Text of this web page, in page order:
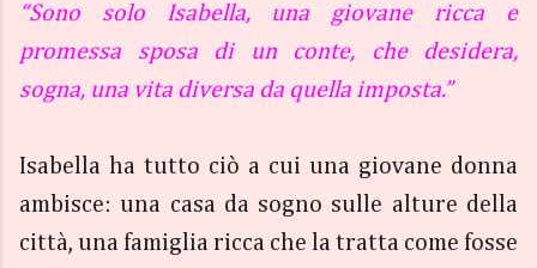
“Sono solo Isabella, una giovane ricca e
promessa sposa di un conte, che desidera,
sogna, una vita diversa da quella imposta.”
Isabella ha tutto ciò a cui una giovane donna
ambisce: una casa da sogno sulle alture della
città, una famiglia ricca che la tratta come fosse